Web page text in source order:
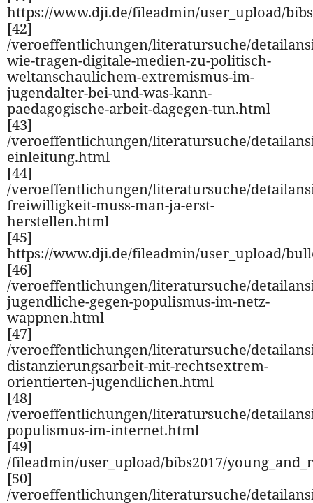
https://www.dji.de/fileadmin/user_upload/
[42]
/veroeffentlichungen/literatursuche/
wie-tragen-digitale-medien-zu-politisch-
weltanschaulichem-extremismus-im-
jugendalter-bei-und-was-kann-
paedagogische-arbeit-dagegen-tun.html
[43]
/veroeffentlichungen/literatursuche/
einleitung.html
[44]
/veroeffentlichungen/literatursuche/
freiwilligkeit-muss-man-ja-erst-
herstellen.html
[45]
https://www.dji.de/fileadmin/user_upload/
[46]
/veroeffentlichungen/literatursuche/
jugendliche-gegen-populismus-im-netz-
wappnen.html
[47]
/veroeffentlichungen/literatursuche/
distanzierungsarbeit-mit-rechtsextrem-
orientierten-jugendlichen.html
[48]
/veroeffentlichungen/literatursuche/
populismus-im-internet.html
[49]
/fileadmin/user_upload/bibs2017/
[50]
/veroeffentlichungen/literatursuche/